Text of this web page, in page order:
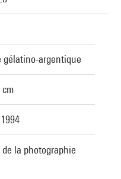
gélatino-argentique
cm
de la photographie